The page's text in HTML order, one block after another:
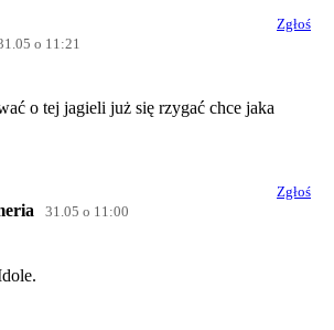
Zgłoś
o 11:21
o tej jagieli już się rzygać chce jaka
Zgłoś
31.05 o 11:00